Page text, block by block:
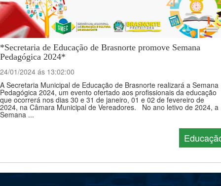
*Secretaria de Educação de Brasnorte promove Semana
Pedagógica 2024*
24/01/2024 ás 13:02:00
A Secretaria Municipal de Educação de Brasnorte realizará a Semana
Pedagógica 2024, um evento ofertado aos profissionais da educação
que ocorrerá nos dias 30 e 31 de janeiro, 01 e 02 de fevereiro de
2024, na Câmara Municipal de Vereadores. No ano letivo de 2024, a
Semana ...